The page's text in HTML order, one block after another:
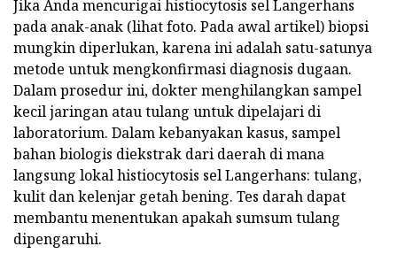
Jika Anda mencurigai histiocytosis sel Langerhans
pada anak-anak (lihat foto. Pada awal artikel) biopsi
mungkin diperlukan, karena ini adalah satu-satunya
metode untuk mengkonfirmasi diagnosis dugaan.
Dalam prosedur ini, dokter menghilangkan sampel
kecil jaringan atau tulang untuk dipelajari di
laboratorium. Dalam kebanyakan kasus, sampel
bahan biologis diekstrak dari daerah di mana
langsung lokal histiocytosis sel Langerhans: tulang,
kulit dan kelenjar getah bening. Tes darah dapat
membantu menentukan apakah sumsum tulang
dipengaruhi.